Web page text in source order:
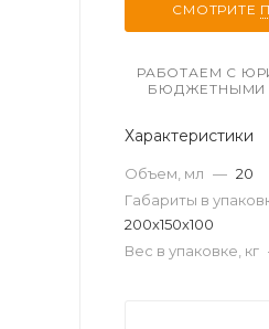
СМОТРИТЕ
РАБОТАЕМ С
БЮДЖЕТНЫМИ
Характеристики
Объем, мл — 20
Габариты в
200х150х100
Вес в упаковке, кг